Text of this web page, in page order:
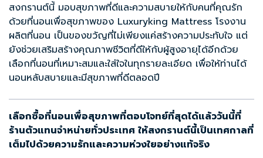
สงกรานต์นี้ มอบสุขภาพที่ดีและความสบายให้กับคนที่คุณรัก
ด้วยที่นอนเพื่อสุขภาพของ Luxuryking Mattress โรงงาน
ผลิตที่นอน เป็นของขวัญที่ไม่เพียงแค่สร้างความประทับใจ แต่
ยังช่วยเสริมสร้างคุณภาพชีวิตที่ดีให้กับผู้สูงอายุได้อีกด้วย
เลือกที่นอนที่เหมาะสมและใส่ใจในทุกรายละเอียด เพื่อให้ท่านได้
นอนหลับสบายและมีสุขภาพที่ดีตลอดปี
เลือกซื้อที่นอนเพื่อสุขภาพที่ตอบโจทย์ที่สุดได้แล้ววันนี้ที่
ร้านตัวแทนจำหน่ายทั่วประเทศ ให้สงกรานต์นี้เป็นเทศกาลที่
เต็มไปด้วยความรักและความห่วงใยอย่างแท้จริง